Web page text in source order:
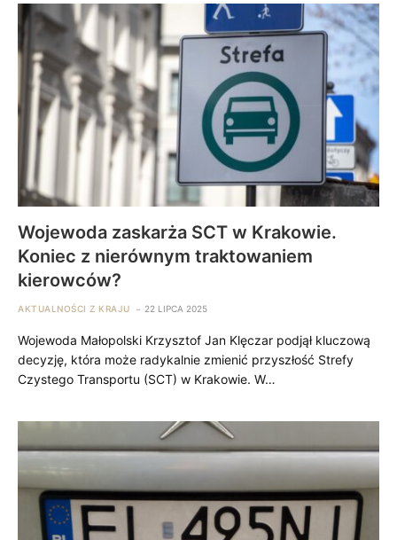
Wojewoda zaskarża SCT w Krakowie.
Koniec z nierównym traktowaniem
kierowców?
AKTUALNOŚCI Z KRAJU 22 LIPCA 2025
Wojewoda Małopolski Krzysztof Jan Klęczar podjął kluczową
decyzję, która może radykalnie zmienić przyszłość Strefy
Czystego Transportu (SCT) w Krakowie. W…